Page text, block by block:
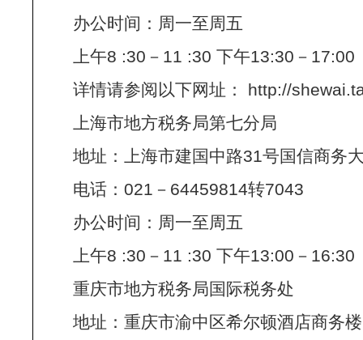
办公时间：周一至周五
上午8 :30－11 :30 下午13:30－17:00
详情请参阅以下网址： http://
上海市地方税务局第七分局
地址：上海市建国中路31号国信商务
电话：021－64459814转7043
办公时间：周一至周五
上午8 :30－11 :30 下午13:00－16:30
重庆市地方税务局国际税务处
地址：重庆市渝中区希尔顿酒店商务楼